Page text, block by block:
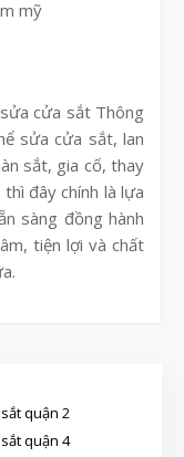
mỹ
cửa sắt Thông
sửa cửa sắt, lan
sắt, gia cố, thay
đây chính là lựa
sàng đồng hành
tiện lợi và chất
quận 2
quận 4